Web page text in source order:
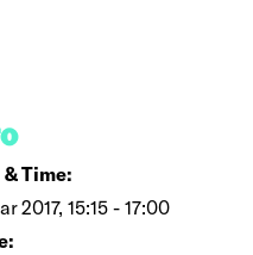
Time:
2017, 15:15 - 17:00